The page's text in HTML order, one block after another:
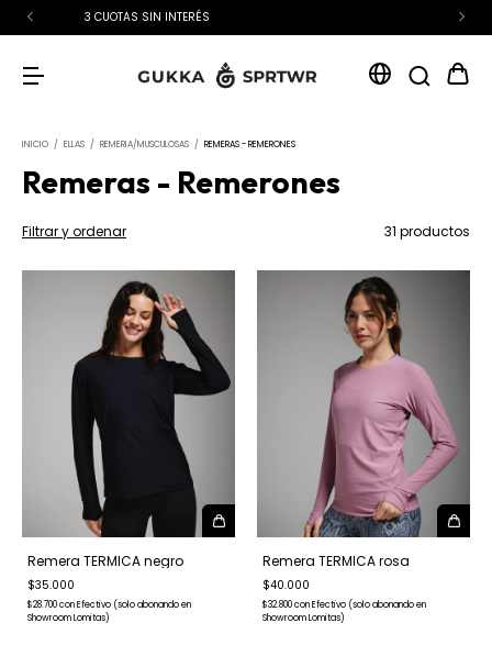
15% OFF EXTRA CON TRANSFERENCIA
INICIO / ELLAS / REMERIA/MUSCULOSAS / REMERAS - REMERONES
Remeras - Remerones
Filtrar y ordenar 31 productos
Remera TERMICA negro
$35.000
$28.700conEfectivo (solo abonando en
Showroom Lomitas)
Remera TERMICA rosa
$40.000
$32.800conEfectivo (solo abonando en
Showroom Lomitas)